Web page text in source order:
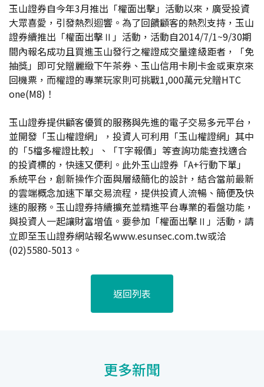
玉山證券自今年3月推出「權面出擊」活動以來，廣受投資
大眾喜愛，引發熱烈迴響。為了回饋顧客的熱烈支持，玉山
證券續推出「權面出擊Ⅱ」活動，活動自2014/7/1~9/30期
間內報名成功且買進玉山發行之權證成交量達級距者，「免
抽獎」即可兌贈麗緻下午茶券、玉山信用卡刷卡金或東京來
回機票，而權證的專業玩家則可挑戰1,000萬元兌贈HTC
one(M8)！
玉山證券提供顧客優質的服務與先進的電子交易多元平台，
並開發「玉山權證網」，投資人可利用「玉山權證網」其中
的「5檔多權證比較」、「T字報價」等查詢功能查找適合
的投資標的，快速又便利。此外玉山證券「A+行動下單」
系統平台，創新操作介面與層級簡化的設計，結合當前最新
的雲端概念加速下單交易流程，提供投資人流暢、簡便及快
速的服務。玉山證券持續擴充並精進平台專業的看盤功能，
與投資人一起讓財富增值。要參加「權面出擊Ⅱ」活動，請
立即至玉山證券網站報名www.esunsec.com.tw或洽
(02)5580-5013。
返回列表
更多新聞